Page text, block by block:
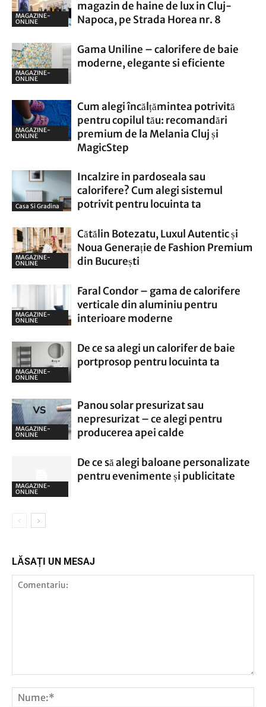
MAGAZINE-
ONLINE
magazin de haine de lux in Cluj-
Napoca, pe Strada Horea nr. 8
MAGAZINE-
ONLINE
Gama Uniline – calorifere de baie
moderne, elegante si eficiente
MAGAZINE-
ONLINE
Cum alegi încălțămintea potrivită
pentru copilul tău: recomandări
premium de la Melania Cluj și
MagicStep
Casa Si Gradina
Incalzire in pardoseala sau
calorifere? Cum alegi sistemul
potrivit pentru locuinta ta
MAGAZINE-
ONLINE
Cătălin Botezatu, Luxul Autentic și
Noua Generație de Fashion Premium
din București
MAGAZINE-
ONLINE
Faral Condor – gama de calorifere
verticale din aluminiu pentru
interioare moderne
MAGAZINE-
ONLINE
De ce sa alegi un calorifer de baie
portprosop pentru locuinta ta
MAGAZINE-
ONLINE
Panou solar presurizat sau
nepresurizat – ce alegi pentru
producerea apei calde
MAGAZINE-
ONLINE
De ce să alegi baloane personalizate
pentru evenimente și publicitate
LĂSAȚI UN MESAJ